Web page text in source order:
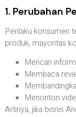
1. Perubahan
Perilaku konsumen
produk, mayoritas
Mencari
Membaca
Menonton
Artinya, jika bisnis